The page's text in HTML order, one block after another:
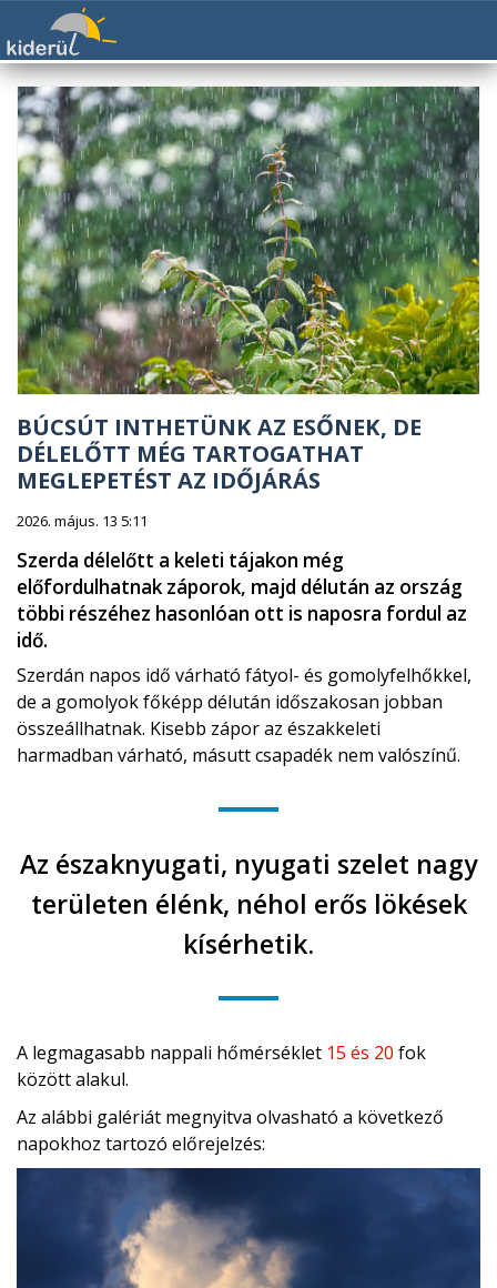
BÚCSÚT INTHETÜNK AZ ESŐNEK, DE
DÉLELŐTT MÉG TARTOGATHAT
MEGLEPETÉST AZ IDŐJÁRÁS
2026. május. 13 5:11
Szerda délelőtt a keleti tájakon még
előfordulhatnak záporok, majd délután az ország
többi részéhez hasonlóan ott is naposra fordul az
idő.
Szerdán napos idő várható fátyol- és gomolyfelhőkkel,
de a gomolyok főképp délután időszakosan jobban
összeállhatnak. Kisebb zápor az északkeleti
harmadban várható, másutt csapadék nem valószínű.
Az északnyugati, nyugati szelet nagy
területen élénk, néhol erős lökések
kísérhetik.
A legmagasabb nappali hőmérséklet 15 és 20 fok
között alakul.
Az alábbi galériát megnyitva olvasható a következő
napokhoz tartozó előrejelzés: